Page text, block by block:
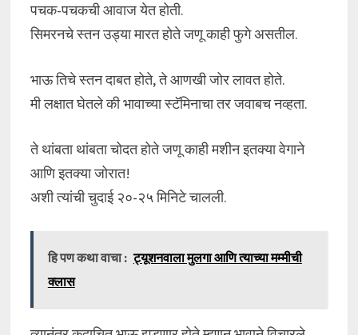
पचक-पचकची आवाज येत होती.
सिमरनचे स्तन उड्या मारत होते जणू काही फुगे असतील.
भाऊ तिचे स्तन दाबत होते, ते आणखी जोर लावत होते.
मी लक्षात घेतले की भावाच्या स्टॅमिनाचा तर जवाबच नव्हता.
ते थांबता थांबता चोदत होते जणू काही मशीन इतक्या वेगाने
आणि इतक्या जोरात!
अशी त्यांची चुदाई २०-२५ मिनिटे चालली.
हि पण कथा वाचा : ट्यूशनवाला मुलगा आणि त्याच्या मम्मीची
क्लास